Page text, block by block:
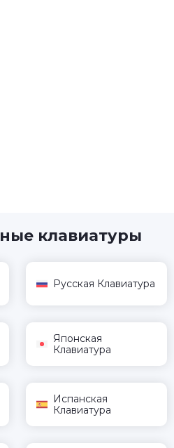
клавиатуры
Русская Клавиатура
Японская
Клавиатура
Испанская
Клавиатура